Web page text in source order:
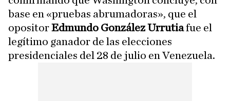
base en «pruebas abrumadoras», que el
opositorEdmundo González Urrutiafue el
legítimo ganador de las elecciones
presidenciales del 28 de julio en Venezuela.